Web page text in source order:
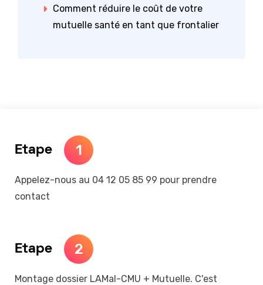
Comment réduire le coût de votre
mutuelle santé en tant que frontalier
Etape 1
Appelez-nous au 04 12 05 85 99 pour prendre
contact
Etape 2
Montage dossier LAMal-CMU + Mutuelle. C'est